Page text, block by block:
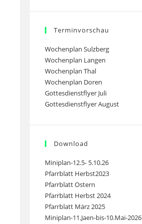
Terminvorschau
Wochenplan Sulzberg
Wochenplan Langen
Wochenplan Thal
Wochenplan Doren
Gottesdienstflyer Juli
Gottesdienstflyer August
Download
Miniplan-12.5- 5.10.26
Pfarrblatt Herbst2023
Pfarrblatt Ostern
Pfarrblatt Herbst 2024
Pfarrblatt März 2025
Miniplan-11.Jaen-bis-10.Mai-2026